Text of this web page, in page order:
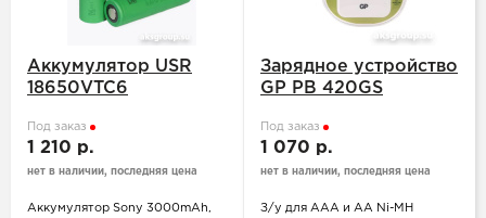
Аккумулятор USR
18650VTC6
Под заказ
1 210 р.
нет в наличии, последняя цена
Аккумулятор Sony 3000mAh,
Зарядное устройство
GP PB 420GS
Под заказ
1 070 р.
нет в наличии, последняя цена
З/у для AAA и АА Ni-MH